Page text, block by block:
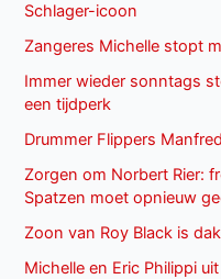
Schlager-icoon
Zangeres Michelle stopt
Immer wieder sonntags
een tijdperk
Drummer Flippers
Zorgen om Norbert Rier:
Spatzen moet opnieuw
Zoon van Roy Black is
Michelle en Eric Philippi